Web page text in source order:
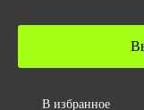
0.0002
В избранное